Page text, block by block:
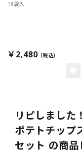
18袋入
￥2,480
リピしました
ポテトチッ
セット の商